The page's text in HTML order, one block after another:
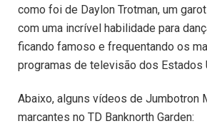
como foi de Daylon Trotman, um
com uma incrível habilidade para
ficando famoso e frequentando os
programas de televisão dos Estados
Abaixo, alguns vídeos de Jumbotron
marcantes no TD Banknorth Garden: